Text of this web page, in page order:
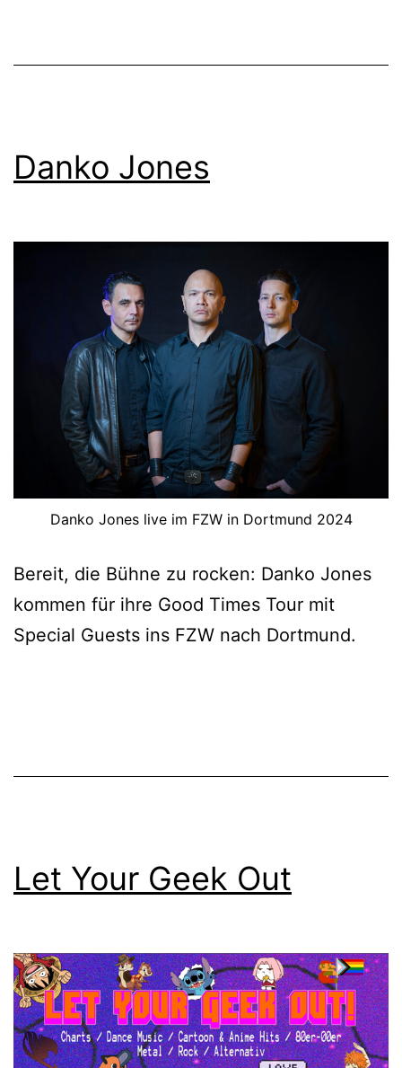
Danko Jones
Danko Jones live im FZW in Dortmund 2024
Bereit, die Bühne zu rocken: Danko Jones
kommen für ihre Good Times Tour mit
Special Guests ins FZW nach Dortmund.
Let Your Geek Out